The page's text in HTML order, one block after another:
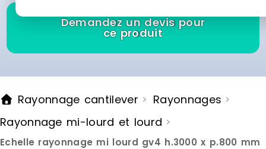
niveaux sont ajustables en hauteur
pour s adapter a vos besoins de
stockage. Des patins integres
protegent votre sol contre les
pour une utilisation dans des
garages, ateliers ou espaces de
securite optimales, il est
recommande de la fixer
Demandez un devis pour
ce produit
Rayonnage cantilever > Rayonnages >
Rayonnage mi-lourd et lourd >
Echelle rayonnage mi lourd gv4 h.3000 x p.800 mm